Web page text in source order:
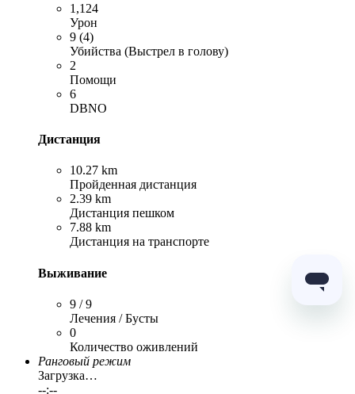
1,124
Урон
9 (4)
Убийства (Выстрел в голову)
2
Помощи
6
DBNO
Дистанция
10.27 km
Пройденная дистанция
2.39 km
Дистанция пешком
7.88 km
Дистанция на транспорте
Выживание
9 / 9
Лечения / Бусты
0
Количество оживлений
Ранговый режим
Загрузка…
--:--